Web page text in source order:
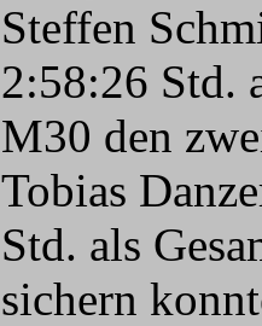
Steffen
2:58:26 Std.
M30 den
Tobias
Std. als
sichern